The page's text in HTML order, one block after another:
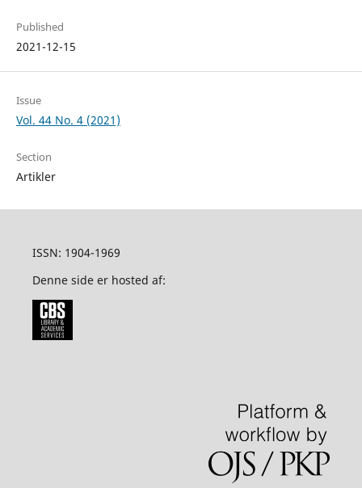
Published
2021-12-15
Issue
Vol. 44 No. 4 (2021)
Section
Artikler
ISSN: 1904-1969
Denne side er hosted af: